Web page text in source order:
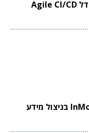
וובינר סינופסיס לתכנון שבבים במודל Agile CI/CD
קרן Steel מאשימה את מנכ"ל InMode בניצול מידע